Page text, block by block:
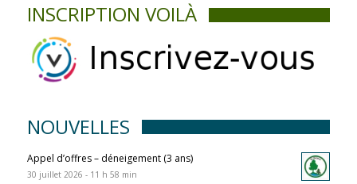
INSCRIPTION VOILÀ
NOUVELLES
Appel d’offres – déneigement (3 ans)
30 juillet 2026 - 11 h 58 min